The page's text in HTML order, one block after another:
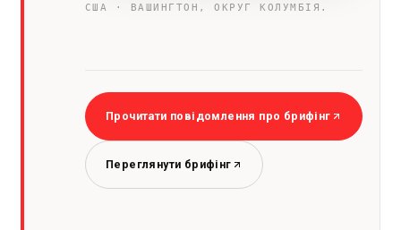
США · ВАШИНГТОН, ОКРУГ КОЛУМБІЯ.
Прочитати повідомлення про брифінг
Переглянути брифінг